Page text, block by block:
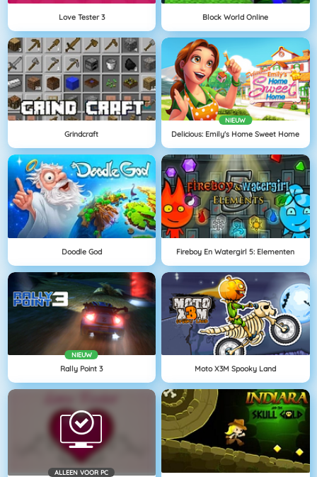
Love Tester 3 Block World Online
Grindcraft
NIEUW
Delicious: Emily's Home Sweet Home
Doodle God Fireboy En Watergirl 5: Elementen
NIEUW
Rally Point 3 Moto X3M Spooky Land
ALLEEN VOOR PC